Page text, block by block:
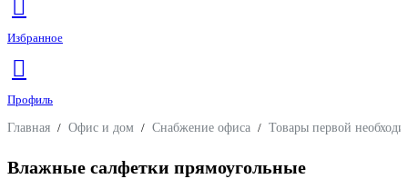
Избранное
Профиль
Главная / Офис и дом / Снабжение офиса / Товары первой
Влажные салфетки прямоугольные